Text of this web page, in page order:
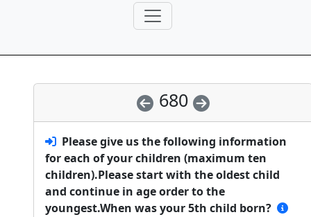
680
Please give us the following information
for each of your children (maximum ten
children).Please start with the oldest child
and continue in age order to the
youngest.When was your 5th child born?